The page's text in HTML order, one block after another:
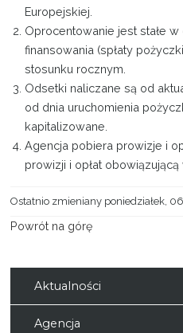
Europejskiej.
Oprocentowanie jest stałe w
finansowania (spłaty
stosunku rocznym.
Odsetki naliczane są od
od dnia uruchomienia
kapitalizowane.
Agencja pobiera prowizje i
prowizji i opłat obowiązującą
Ostatnio zmieniany poniedziałek,
Powrót na górę
Aktualności
Agencja